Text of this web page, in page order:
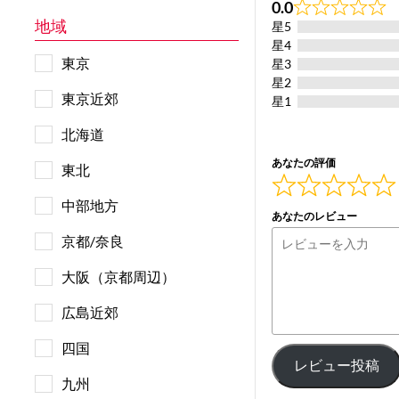
地域
東京
東京近郊
北海道
東北
中部地方
京都/奈良
大阪（京都周辺）
広島近郊
四国
九州
0.0
Rated
out
of
5
星5
星4
星3
星2
星1
あなたの評価
あなたのレビュー
レビュー投稿